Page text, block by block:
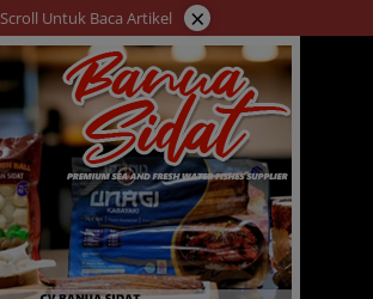
Scroll Untuk Baca Artikel ×